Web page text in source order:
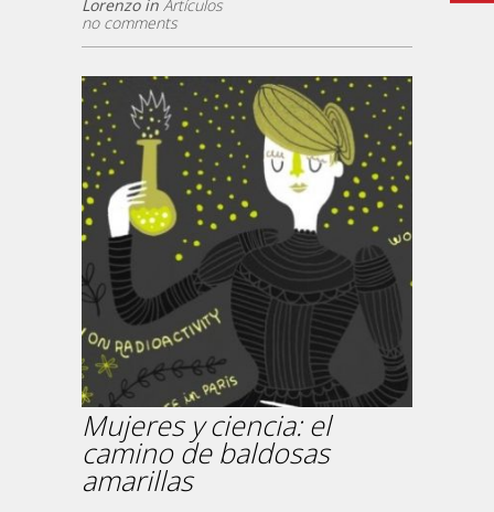
Lorenzo in Artículos
no comments
Mujeres y ciencia: el
camino de baldosas
amarillas